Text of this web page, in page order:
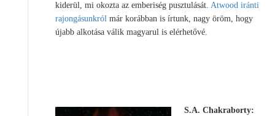
kiderül, mi okozta az emberiség pusztulását. Atwood iránti
rajongásunkról már korábban is írtunk, nagy öröm, hogy
újabb alkotása válik magyarul is elérhetővé.
S.A. Chakraborty: